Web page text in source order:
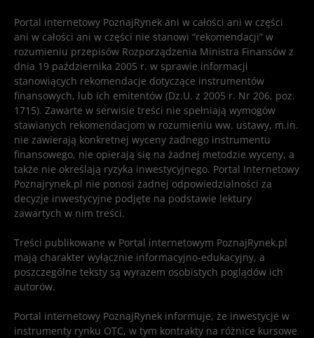
Portal internetowy PoznajRynek ani w całości ani w części
ani w całości ani w części nie stanowi “rekomendacji” w
rozumieniu przepisów Rozporządzenia Ministra Finansów z
dnia 19 października 2005 r. w sprawie informacji
stanowiących rekomendacje dotyczące instrumentów
finansowych, lub ich emitentów (Dz.U. z 2005 r. Nr 206, poz.
1715). Zawarte w serwisie treści nie spełniają wymogów
stawianych rekomendacjom w rozumieniu ww. ustawy, m.in.
nie zawierają konkretnej wyceny żadnego instrumentu
finansowego, nie opierają się na żadnej metodzie wyceny, a
także nie określają ryzyka inwestycyjnego. Portal Internetowy
Poznajrynek.pl nie ponosi żadnej odpowiedzialności za
decyzje inwestycyjne podjęte na podstawie lektury
zawartych w nim treści.
Treści publikowane w Portal internetowym PoznajRynek.pl
mają charakter wyłącznie informacyjno-edukacyjny, a
poszczególne teksty są wyrazem osobistych poglądów ich
autorów.
Portal internetowy PoznajRynek informuje, że inwestycje w
instrumenty rynku OTC, w tym kontrakty na różnice kursowe